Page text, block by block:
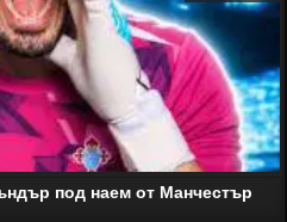
под наем от Манчестър